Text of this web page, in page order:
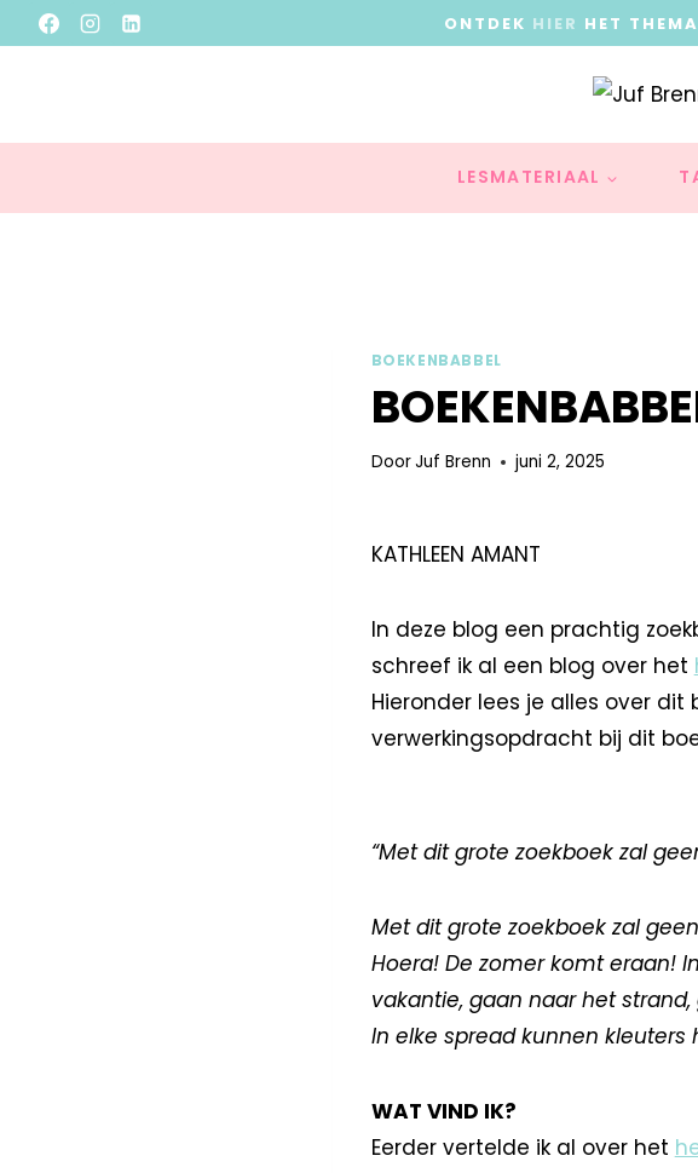
ONTDEK HIER HET
LESMATERIAAL
BOEKENBABBEL
DoorJuf Brenn juni 2, 2025
KATHLEEN AMANT
In deze blog een prachtig
schreef ik al een blog over het
Hieronder lees je alles over
verwerkingsopdracht bij dit
“Met dit grote zoekboek zal
Met dit grote zoekboek zal
Hoera! De zomer komt eraan!
vakantie, gaan naar het
In elke spread kunnen kleuters
WAT VIND IK?
Eerder vertelde ik al over het